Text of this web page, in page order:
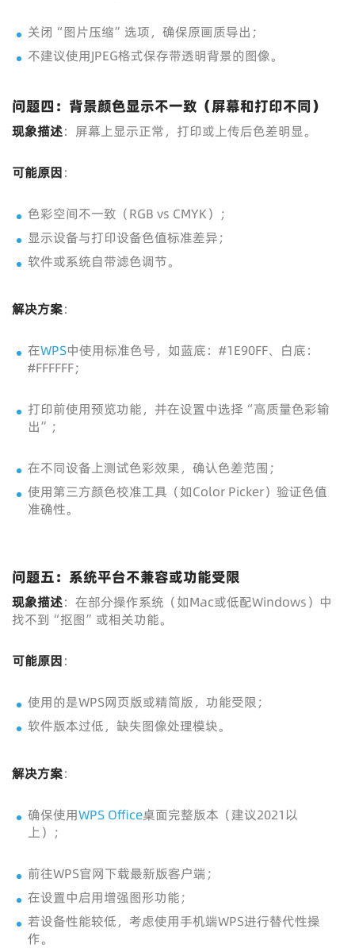
关闭“图片压缩”选项，确保原画质导出；
不建议使用JPEG格式保存带透明背景的图像。
问题四：背景颜色显示不一致（屏幕和打印不同）
现象描述：屏幕上显示正常，打印或上传后色差明显。
可能原因：
色彩空间不一致（RGB vs CMYK）；
显示设备与打印设备色值标准差异；
软件或系统自带滤色调节。
解决方案：
在WPS中使用标准色号，如蓝底：#1E90FF、白底：
#FFFFFF；
打印前使用预览功能，并在设置中选择“高质量色彩输
出”；
在不同设备上测试色彩效果，确认色差范围；
使用第三方颜色校准工具（如Color Picker）验证色值
准确性。
问题五：系统平台不兼容或功能受限
现象描述：在部分操作系统（如Mac或低配Windows）中
找不到“抠图”或相关功能。
可能原因：
使用的是WPS网页版或精简版，功能受限；
软件版本过低，缺失图像处理模块。
解决方案：
确保使用WPS Office桌面完整版本（建议2021以
上）；
前往WPS官网下载最新版客户端；
在设置中启用增强图形功能；
若设备性能较低，考虑使用手机端WPS进行替代性操
作。